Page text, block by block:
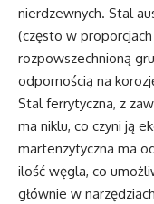
nierdzewnych. Stal
(często w
rozpowszechnioną
odpornością na
Stal ferrytyczna, z
ma niklu, co czyni ją
martenzytyczna ma
ilość węgla, co
głównie w